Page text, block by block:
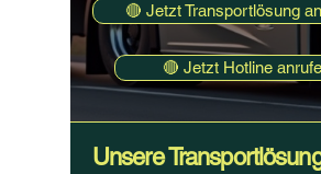
🔴 Jetzt Transportlösung
🔴 Jetzt Hotline
Unsere